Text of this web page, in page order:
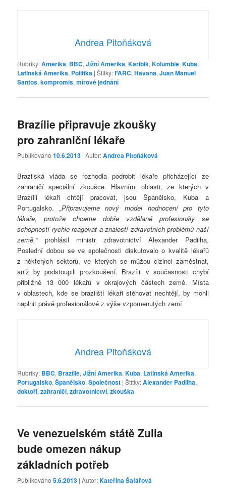
Andrea Pitoňáková
Rubriky:Amerika, BBC,Jižní Amerika,Karibik,Kolumbie,Kuba,
Latinská Amerika, Politika |Štítky:FARC,Havana,Juan Manuel
Santos,kompromis,mírové jednání
Brazílie připravuje zkoušky
pro zahraniční lékaře
Publikováno10.6.2013 | Autor:Andrea Pitoňáková
Brazilská vláda se rozhodla podrobit lékaře přicházející ze
zahraničí speciální zkoušce. Hlavními oblasti, ze kterých v
Brazílii lékaři chtějí pracovat, jsou Španělsko, Kuba a
Portugalsko. „Připravujeme nový model hodnocení pro tyto
lékaře, protože chceme dobře vzdělané profesionály se
schopností rychle reagovat a znalostí zdravotních problémů naší
země,“prohlásil ministr zdravotnictví Alexander Padilha.
Poslední dobou se ve společnosti diskutovalo o kvalitě lékařů
z některých sektorů, ve kterých se můžou cizinci zaměstnat,
aniž by podstoupili prozkoušení. Brazílii v současnosti chybí
přibližně 13 000 lékařů v okrajových částech země. Místa
v oblastech, kde se brazilští lékaři stěhovat nechtějí, by mohli
naplnit právě profesionálové z výše vzpomenutých zemí
Andrea Pitoňáková
Rubriky: BBC, Brazílie,Jižní Amerika,Kuba, Latinská Amerika,
Portugalsko,Španělsko,Společnost |Štítky:Alexander Padilha,
doktoři,zahraničí,zdravotnictví,zkouška
Ve venezuelském státě Zulia
bude omezen nákup
základních potřeb
Publikováno5.6.2013 | Autor:Kateřina Šafářová